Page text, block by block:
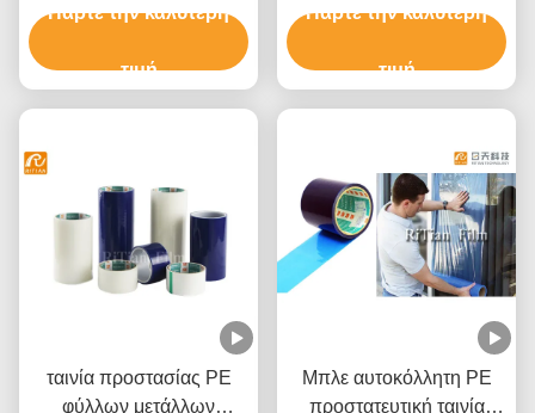
διαλύτη κόλλα ταινιών
προστατευτική
Πάρτε την καλύτερη
τιμή
αλουμίνιο ανοξείδωτου
Πάρτε την καλύτερη
τιμή
ταινία προστασίας PE
φύλλων μετάλλων
Μπλε αυτοκόλλητη PE
προστατευτική ταινία